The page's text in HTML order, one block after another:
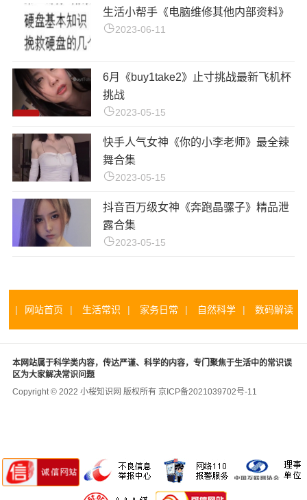
生活小帮手《电脑维修其他内部资料》
2023-06-11
6月《buy1take2》止寸挑战最新飞机杯
挑战
2023-05-15
快手人气女神《你的小李老师》最全辣
舞合集
2023-05-15
抖音百万级女神《奔跑晶骡子》精品泄
露合集
2023-05-15
| 网站首页 | 生活常识 | 家务日常 | 自然科学 | 数码解读
本网站属于科学类内容，传达严谨、科学的内容，专门聚焦于生活中的常识误
区为大家解决常识问题
Copyright © 2022 小桜知识网 版权所有 京ICP备2021039702号-11